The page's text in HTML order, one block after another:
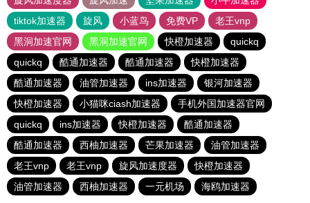
tiktok加速器
旋风 小蓝鸟 免费VP
老王vnp
黑洞加速官网
黑洞加速官网 快橙加速器
quickq
quickq
酷通加速器 酷通加速器
快橙加速器
酷通加速器
油管加速器 ins加速器
银河加速器
快橙加速器
小猫咪ciash加速器
手机外国加速器官网
quickq
ins加速器 快橙加速器
酷通加速器
酷通加速器
西柚加速器 芒果加速器
油管加速器
老王vnp
老王vnp 旋风加速度器
快橙加速器
油管加速器
西柚加速器 一元机场 海鸥加速器